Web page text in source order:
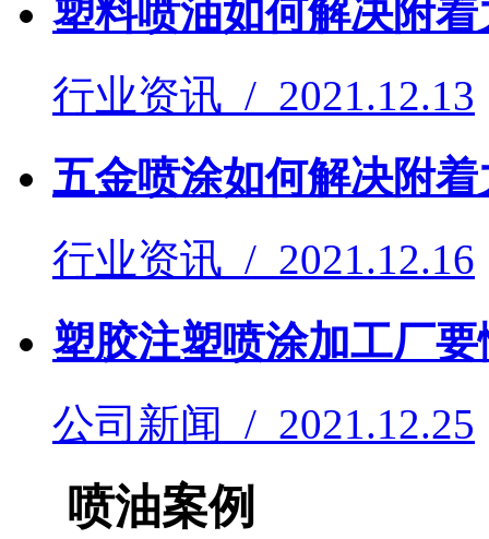
塑料喷油如何解决附着
行业资讯 / 2021.12.13
五金喷涂如何解决附
行业资讯 / 2021.12.16
塑胶注塑喷涂加工厂
公司新闻 / 2021.12.25
喷油案例